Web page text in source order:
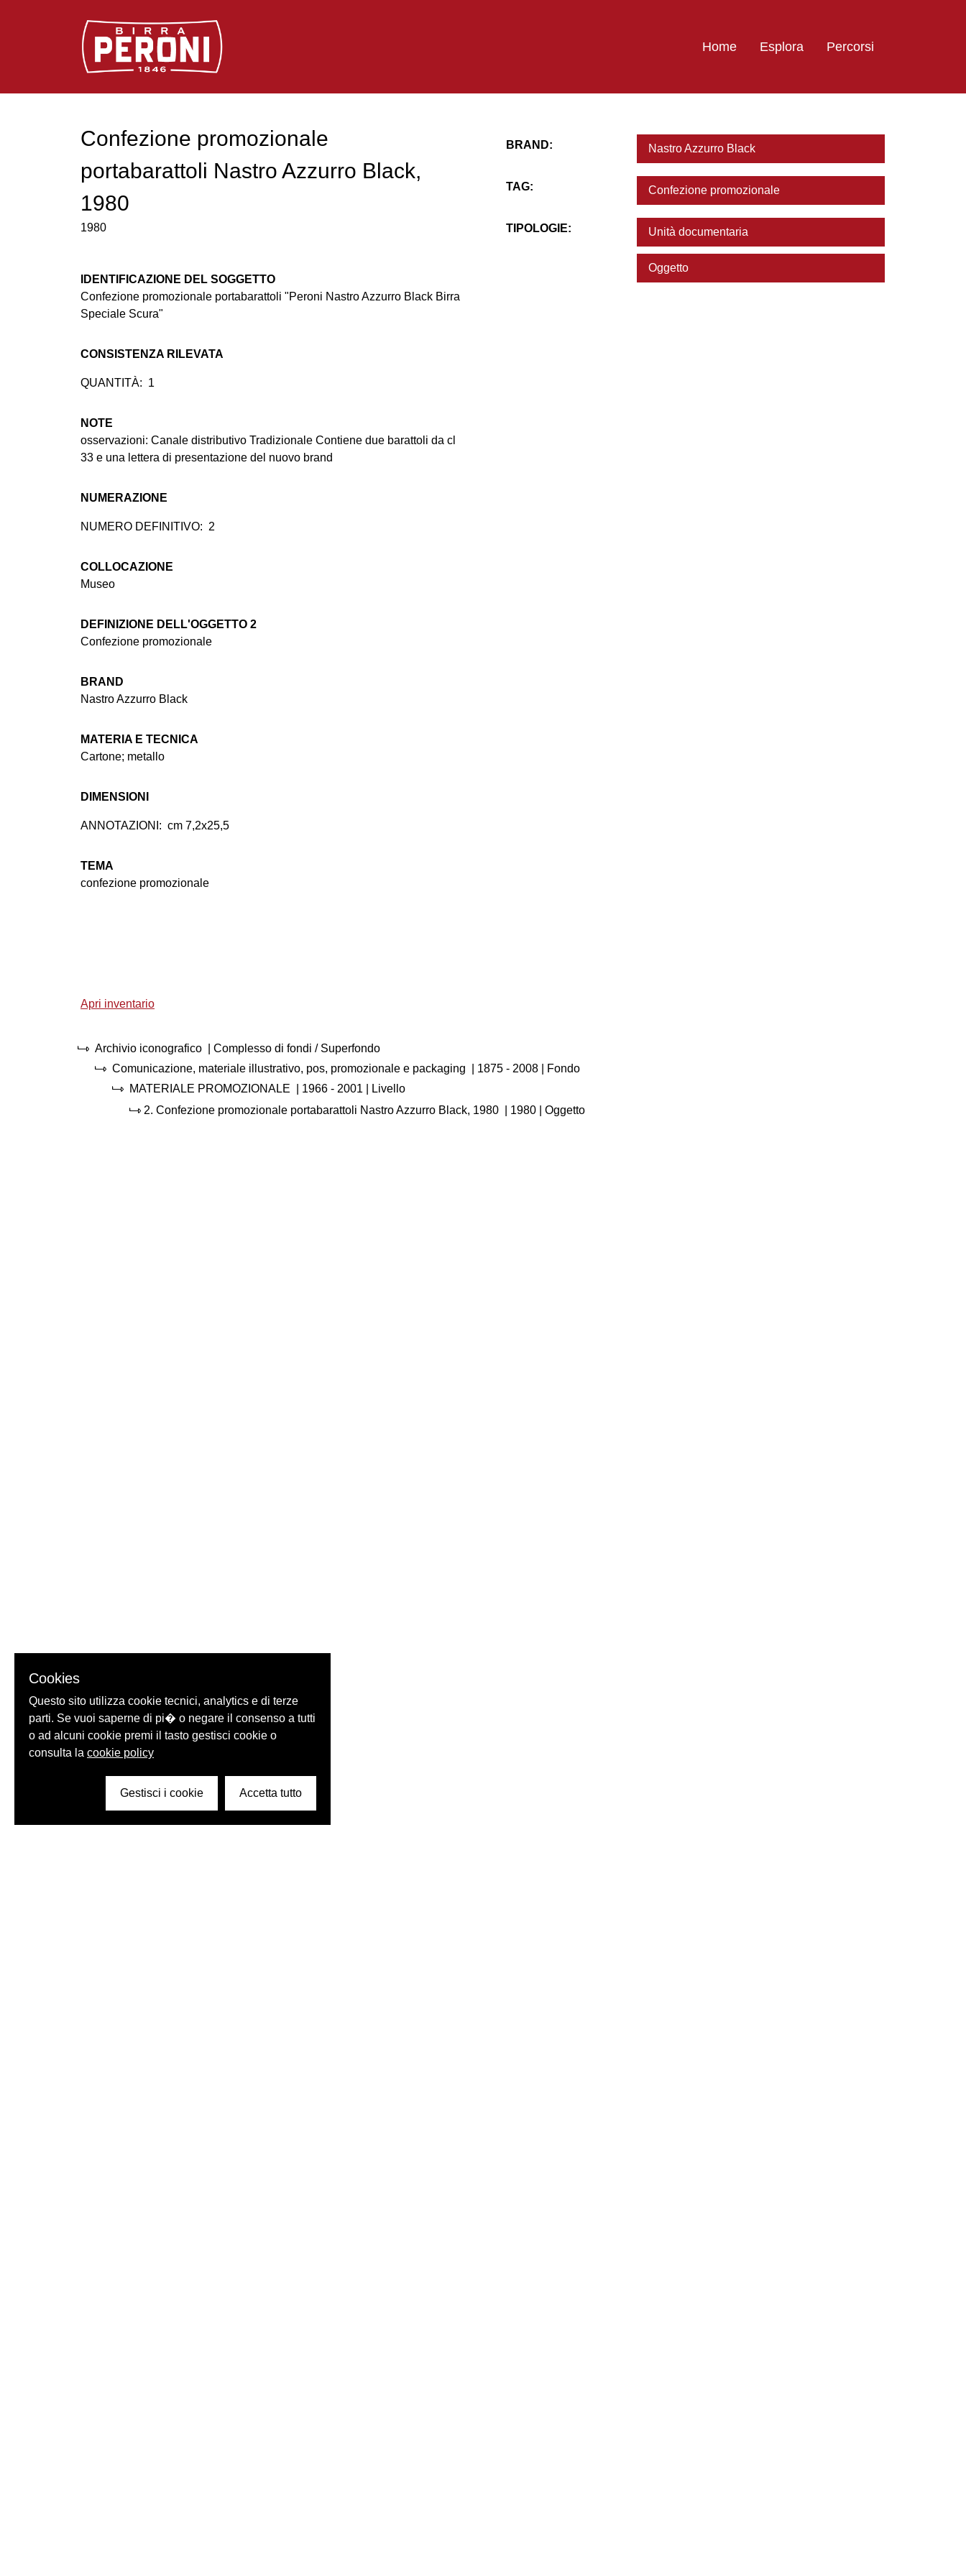
Logo Birra Peroni
Home Esplora Percorsi
Confezione promozionale
portabarattoli Nastro Azzurro Black,
1980
1980
IDENTIFICAZIONE DEL SOGGETTO
Confezione promozionale portabarattoli "Peroni Nastro Azzurro Black Birra
Speciale Scura"
CONSISTENZA RILEVATA
QUANTITÀ: 1
NOTE
osservazioni: Canale distributivo Tradizionale Contiene due barattoli da cl
33 e una lettera di presentazione del nuovo brand
NUMERAZIONE
NUMERO DEFINITIVO: 2
COLLOCAZIONE
Museo
DEFINIZIONE DELL'OGGETTO 2
Confezione promozionale
BRAND
Nastro Azzurro Black
MATERIA E TECNICA
Cartone; metallo
DIMENSIONI
ANNOTAZIONI: cm 7,2x25,5
TEMA
confezione promozionale
BRAND: Nastro Azzurro Black
TAG: Confezione promozionale
TIPOLOGIE: Unità documentaria
Oggetto
Apri inventario
Archivio iconografico
| Complesso di fondi / Superfondo
Comunicazione, materiale illustrativo, pos, promozionale e packaging
1875 - 2008
| Fondo
MATERIALE PROMOZIONALE
1966 - 2001
| Livello
2. Confezione promozionale portabarattoli Nastro Azzurro Black, 1980 1980 | Oggetto
Cookies
Questo sito utilizza cookie tecnici, analytics e di terze
parti. Se vuoi saperne di pi� o negare il consenso a tutti
o ad alcuni cookie premi il tasto gestisci cookie o
consulta la cookie policy
Gestisci i cookie Accetta tutto